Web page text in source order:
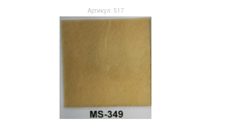
Артикул: 517